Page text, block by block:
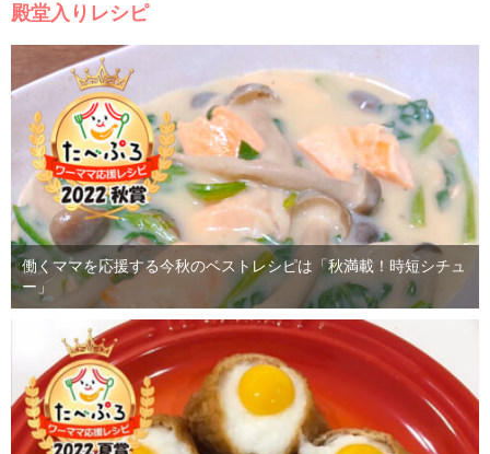
殿堂入りレシピ
働くママを応援する今秋のベストレシピは「秋満載！時短シチュ
ー」